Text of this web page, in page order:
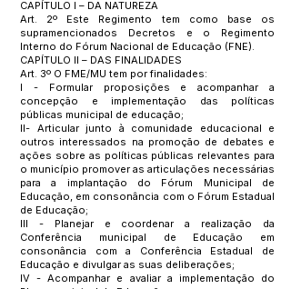
CAPÍTULO I – DA NATUREZA
Art. 2º Este Regimento tem como base os
supramencionados Decretos e o Regimento
Interno do Fórum Nacional de Educação (FNE).
CAPÍTULO II – DAS FINALIDADES
Art. 3º O FME/MU tem por finalidades:
I - Formular proposições e acompanhar a
concepção e implementação das políticas
públicas municipal de educação;
II- Articular junto à comunidade educacional e
outros interessados na promoção de debates e
ações sobre as políticas públicas relevantes para
o município promover as articulações necessárias
para a implantação do Fórum Municipal de
Educação, em consonância com o Fórum Estadual
de Educação;
III - Planejar e coordenar a realização da
Conferência municipal de Educação em
consonância com a Conferência Estadual de
Educação e divulgar as suas deliberações;
IV - Acompanhar e avaliar a implementação do